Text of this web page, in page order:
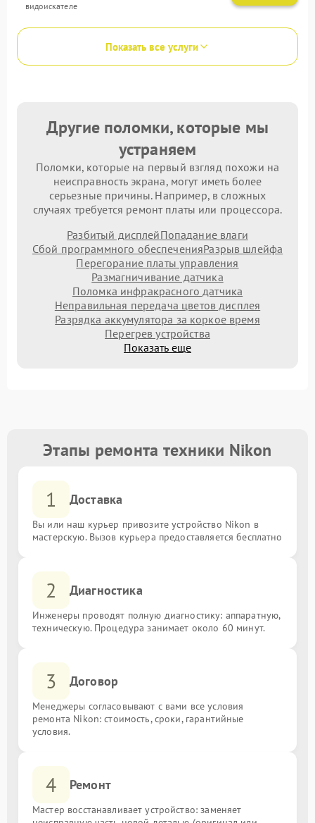
видоискателе
Показать все услуги
Другие поломки, которые мы
устраняем
Поломки, которые на первый взгляд похожи на
неисправность экрана, могут иметь более
серьезные причины. Например, в сложных
случаях требуется ремонт платы или процессора.
Разбитый дисплейПопадание влаги
Сбой программного обеспеченияРазрыв шлейфа
Перегорание платы управления
Размагничивание датчика
Поломка инфракрасного датчика
Неправильная передача цветов дисплея
Разрядка аккумулятора за коркое время
Перегрев устройства
Показать еще
Этапы ремонта техники Nikon
1 Доставка
Вы или наш курьер привозите устройство Nikon в
мастерскую. Вызов курьера предоставляется бесплатно
2 Диагностика
Инженеры проводят полную диагностику: аппаратную,
техническую. Процедура занимает около 60 минут.
3 Договор
Менеджеры согласовывают с вами все условия
ремонта Nikon: стоимость, сроки, гарантийные
условия.
4 Ремонт
Мастер восстанавливает устройство: заменяет